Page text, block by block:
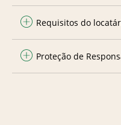
Requisitos do
Proteção de